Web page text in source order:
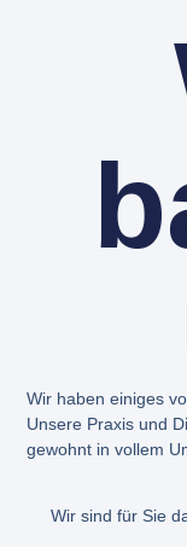
Wir haben einiges
Unsere Praxis und
gewohnt in vollem
Wir sind für Sie